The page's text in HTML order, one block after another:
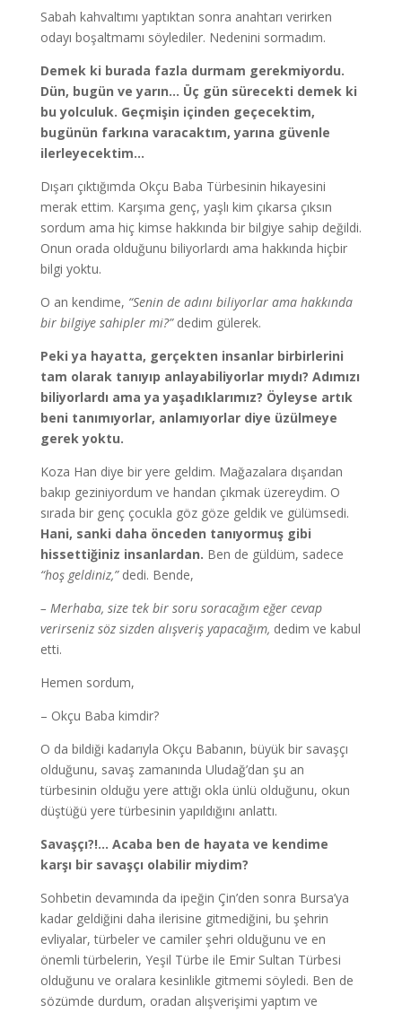
Sabah kahvaltımı yaptıktan sonra anahtarı verirken
odayı boşaltmamı söylediler. Nedenini sormadım.
Demek ki burada fazla durmam gerekmiyordu.
Dün, bugün ve yarın… Üç gün sürecekti demek ki
bu yolculuk. Geçmişin içinden geçecektim,
bugünün farkına varacaktım, yarına güvenle
ilerleyecektim…
Dışarı çıktığımda Okçu Baba Türbesinin hikayesini
merak ettim. Karşıma genç, yaşlı kim çıkarsa çıksın
sordum ama hiç kimse hakkında bir bilgiye sahip değildi.
Onun orada olduğunu biliyorlardı ama hakkında hiçbir
bilgi yoktu.
O an kendime, “Senin de adını biliyorlar ama hakkında
bir bilgiye sahipler mi?” dedim gülerek.
Peki ya hayatta, gerçekten insanlar birbirlerini
tam olarak tanıyıp anlayabiliyorlar mıydı? Adımızı
biliyorlardı ama ya yaşadıklarımız? Öyleyse artık
beni tanımıyorlar, anlamıyorlar diye üzülmeye
gerek yoktu.
Koza Han diye bir yere geldim. Mağazalara dışarıdan
bakıp geziniyordum ve handan çıkmak üzereydim. O
sırada bir genç çocukla göz göze geldik ve gülümsedi.
Hani, sanki daha önceden tanıyormuş gibi
hissettiğiniz insanlardan. Ben de güldüm, sadece
“hoş geldiniz,” dedi. Bende,
– Merhaba, size tek bir soru soracağım eğer cevap
verirseniz söz sizden alışveriş yapacağım, dedim ve kabul
etti.
Hemen sordum,
– Okçu Baba kimdir?
O da bildiği kadarıyla Okçu Babanın, büyük bir savaşçı
olduğunu, savaş zamanında Uludağ’dan şu an
türbesinin olduğu yere attığı okla ünlü olduğunu, okun
düştüğü yere türbesinin yapıldığını anlattı.
Savaşçı?!… Acaba ben de hayata ve kendime
karşı bir savaşçı olabilir miydim?
Sohbetin devamında da ipeğin Çin’den sonra Bursa’ya
kadar geldiğini daha ilerisine gitmediğini, bu şehrin
evliyalar, türbeler ve camiler şehri olduğunu ve en
önemli türbelerin, Yeşil Türbe ile Emir Sultan Türbesi
olduğunu ve oralara kesinlikle gitmemi söyledi. Ben de
sözümde durdum, oradan alışverişimi yaptım ve